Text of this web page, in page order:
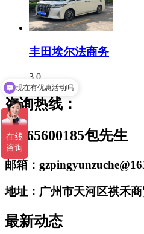
丰田埃尔法商务
3.0
咨询热线：
18665600185包先生
邮箱：
地址：广州市天河区祺禾
最新动态
现在有优惠活动吗